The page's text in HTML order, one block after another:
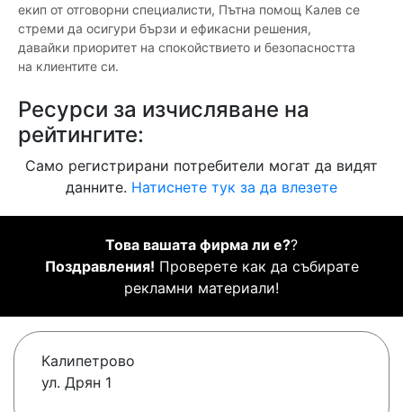
екип от отговорни специалисти, Пътна помощ Калев се
стреми да осигури бързи и ефикасни решения,
давайки приоритет на спокойствието и безопасността
на клиентите си.
Ресурси за изчисляване на
рейтингите:
Само регистрирани потребители могат да видят
данните. Натиснете тук за да влезете
Това вашата фирма ли е??
Поздравления! Проверете как да събирате
рекламни материали!
Калипетрово
ул. Дрян 1